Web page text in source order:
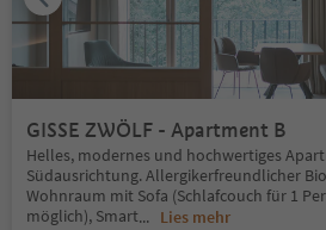
GISSE ZWÖLF - Apartment B
Helles, modernes und hochwertiges
Südausrichtung. Allergikerfreundlicher
Wohnraum mit Sofa (Schlafcouch für 1
möglich), Smart... Lies mehr